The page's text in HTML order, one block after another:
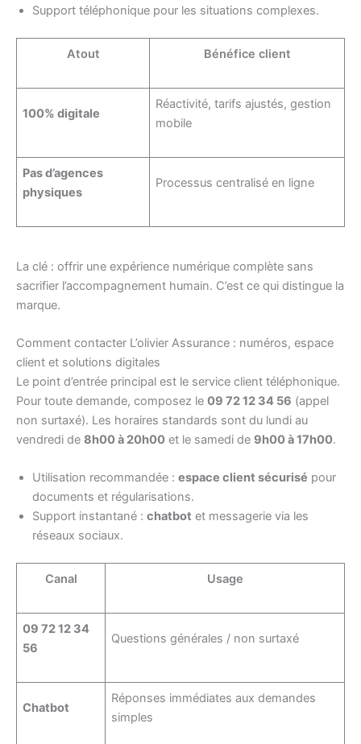
Support téléphonique pour les situations complexes.
Atout Bénéfice client
100% digitale
Réactivité, tarifs ajustés, gestion
mobile
Pas d’agences
physiques
Processus centralisé en ligne
La clé : offrir une expérience numérique complète sans
sacrifier l’accompagnement humain. C’est ce qui distingue la
marque.
Comment contacter L’olivier Assurance : numéros, espace
client et solutions digitales
Le point d’entrée principal est le service client téléphonique.
Pour toute demande, composez le 09 72 12 34 56 (appel
non surtaxé). Les horaires standards sont du lundi au
vendredi de 8h00 à 20h00 et le samedi de 9h00 à 17h00.
Utilisation recommandée : espace client sécurisé pour
documents et régularisations.
Support instantané : chatbot et messagerie via les
réseaux sociaux.
Canal Usage
09 72 12 34
56
Questions générales / non surtaxé
Chatbot
Réponses immédiates aux demandes
simples